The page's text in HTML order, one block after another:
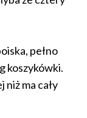
pełno
koszykówki.
niż ma cały